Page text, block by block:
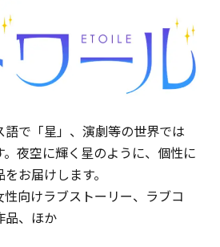
で「星」、演劇等の世界では
。夜空に輝く星のように、個性に
お届けします。
向けラブストーリー、ラブコ
品、ほか